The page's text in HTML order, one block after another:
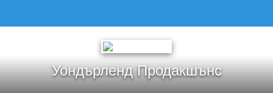
Уондърленд Продакшънс